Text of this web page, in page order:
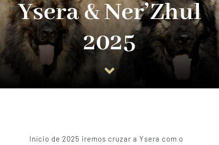
Guia do Cachorro
Planos
Informações úteis
Ysera & Ner’Zhul
2025
Início de 2025 iremos cruzar a Ysera com o